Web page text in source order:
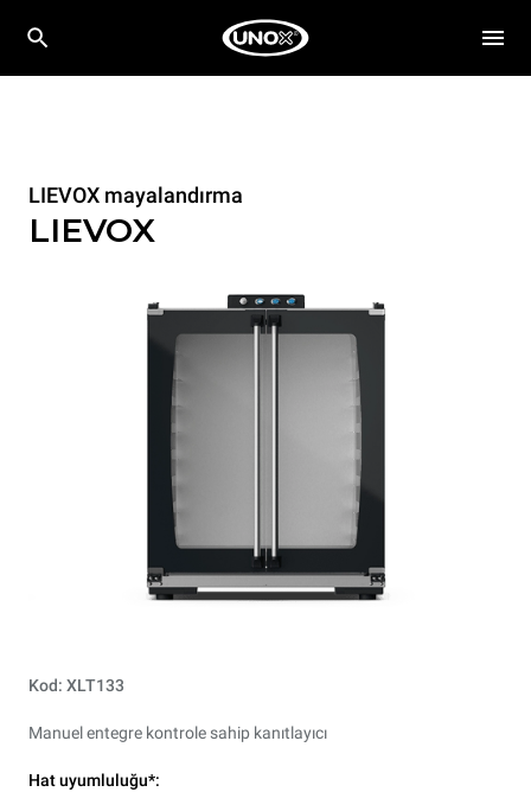
LIEVOX mayalandırma
LIEVOX
Kod: XLT133
Manuel entegre kontrole sahip kanıtlayıcı
Hat uyumluluğu*: